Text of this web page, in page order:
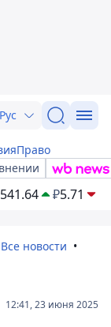
Рус
Право
541.64 ₽5.71
Все новости
12:41, 23 июня 2025